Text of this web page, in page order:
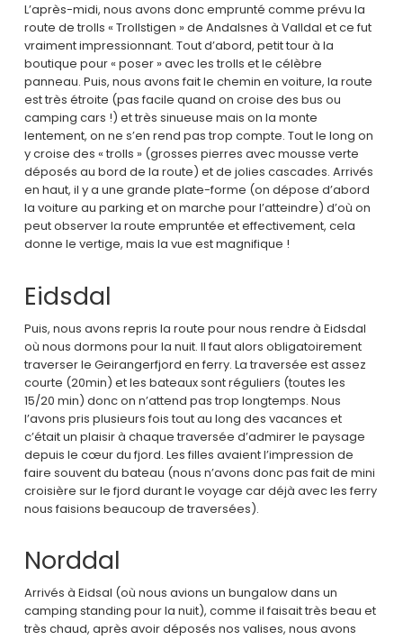
L’après-midi, nous avons donc emprunté comme prévu la
route de trolls « Trollstigen » de Andalsnes à Valldal et ce fut
vraiment impressionnant. Tout d’abord, petit tour à la
boutique pour « poser » avec les trolls et le célèbre
panneau. Puis, nous avons fait le chemin en voiture, la route
est très étroite (pas facile quand on croise des bus ou
camping cars !) et très sinueuse mais on la monte
lentement, on ne s’en rend pas trop compte. Tout le long on
y croise des « trolls » (grosses pierres avec mousse verte
déposés au bord de la route) et de jolies cascades. Arrivés
en haut, il y a une grande plate-forme (on dépose d’abord
la voiture au parking et on marche pour l’atteindre) d’où on
peut observer la route empruntée et effectivement, cela
donne le vertige, mais la vue est magnifique !
Eidsdal
Puis, nous avons repris la route pour nous rendre à Eidsdal
où nous dormons pour la nuit. Il faut alors obligatoirement
traverser le Geirangerfjord en ferry. La traversée est assez
courte (20min) et les bateaux sont réguliers (toutes les
15/20 min) donc on n’attend pas trop longtemps. Nous
l’avons pris plusieurs fois tout au long des vacances et
c’était un plaisir à chaque traversée d’admirer le paysage
depuis le cœur du fjord. Les filles avaient l’impression de
faire souvent du bateau (nous n’avons donc pas fait de mini
croisière sur le fjord durant le voyage car déjà avec les ferry
nous faisions beaucoup de traversées).
Norddal
Arrivés à Eidsal (où nous avions un bungalow dans un
camping standing pour la nuit), comme il faisait très beau et
très chaud, après avoir déposés nos valises, nous avons